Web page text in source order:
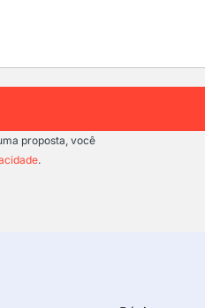
proposta, você
.